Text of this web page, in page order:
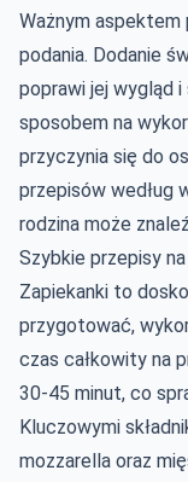
Ważnym
podania. Dodanie
poprawi jej wygląd i
sposobem na
przyczynia się do
przepisów według
rodzina może
Szybkie przepisy
Zapiekanki to
przygotować,
czas całkowity na
30-45 minut, co
Kluczowymi
mozzarella oraz